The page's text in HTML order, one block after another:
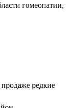
гомеопатии,
редкие